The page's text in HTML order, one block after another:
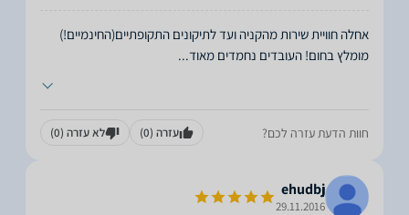
מומלץ בחום! העובדים נחמדים מאוד...
חוות הדעת עזרה לכם? עזרה (0) לא עזרה (0)
ehudbj
29.11.2016